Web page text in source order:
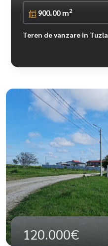
900.00 m2
Teren de vanzare in Tuzla
120.000€